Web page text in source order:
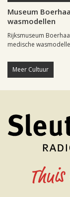
Museum
wasmodellen
Rijksmuseum
medische
Meer Cultuur